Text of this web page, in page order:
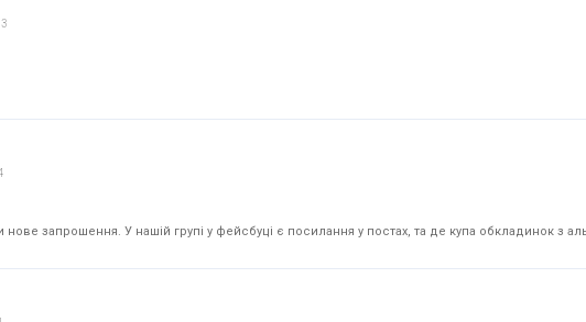
запрошення. У нашій групі у фейсбуці є посилання у постах, та де купа обкладинок з